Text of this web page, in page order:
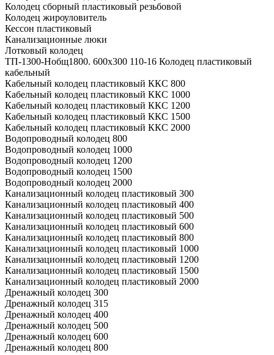
Колодец сборный пластиковый резьбовой
Колодец жироуловитель
Кессон пластиковый
Канализационные люки
Лотковый колодец
ТП-1300-Hобщ1800. 600х300 110-16 Колодец пластиковый
кабельный
Кабельный колодец пластиковый ККС 800
Кабельный колодец пластиковый ККС 1000
Кабельный колодец пластиковый ККС 1200
Кабельный колодец пластиковый ККС 1500
Кабельный колодец пластиковый ККС 2000
Водопроводный колодец 800
Водопроводный колодец 1000
Водопроводный колодец 1200
Водопроводный колодец 1500
Водопроводный колодец 2000
Канализационный колодец пластиковый 300
Канализационный колодец пластиковый 400
Канализационный колодец пластиковый 500
Канализационный колодец пластиковый 600
Канализационный колодец пластиковый 800
Канализационный колодец пластиковый 1000
Канализационный колодец пластиковый 1200
Канализационный колодец пластиковый 1500
Канализационный колодец пластиковый 2000
Дренажный колодец 300
Дренажный колодец 315
Дренажный колодец 400
Дренажный колодец 500
Дренажный колодец 600
Дренажный колодец 800